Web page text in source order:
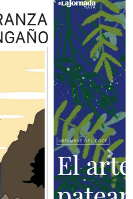
Next